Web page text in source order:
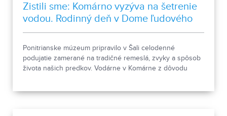
Zistili sme: Komárno vyzýva na šetrenie
vodou. Rodinný deň v Dome ľudového
bývania a architektúry
Ponitrianske múzeum pripravilo v Šali celodenné
podujatie zamerané na tradičné remeslá, zvyky a spôsob
života našich predkov. Vodárne v Komárne z dôvodu